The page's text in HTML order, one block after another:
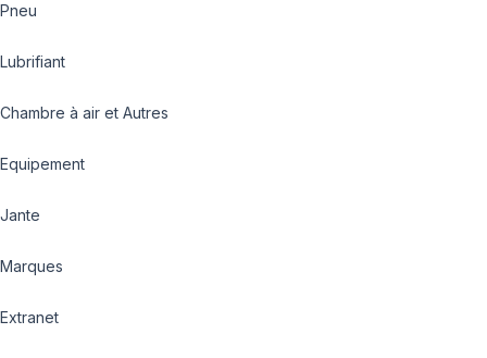
Pneu
Lubrifiant
Chambre à air et Autres
Equipement
Jante
Marques
Extranet